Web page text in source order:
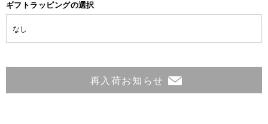
ギフトラッピングの選択
再入荷お知らせ